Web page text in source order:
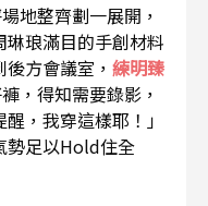
地整齊劃一展開，
琅滿目的手創材料
方會議室， 練明臻
，得知需要錄影，
，我穿這樣耶！」
勢足以Hold住全